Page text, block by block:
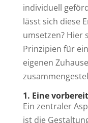
individuell
lässt sich diese
umsetzen? Hier
Prinzipien für
eigenen
1. Eine
Ein zentraler
ist die